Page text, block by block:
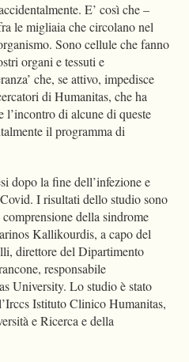
E’ così che –
le migliaia che circolano nel
Sono cellule che fanno
organi e tessuti e
che, se attivo, impedisce
di Humanitas, che ha
di alcune di queste
il programma di
dopo la fine dell’infezione e
I risultati dello studio sono
della sindrome
Kallikourdis, a capo del
direttore del Dipartimento
responsabile
University. Lo studio è stato
Istituto Clinico Humanitas,
e Ricerca e della